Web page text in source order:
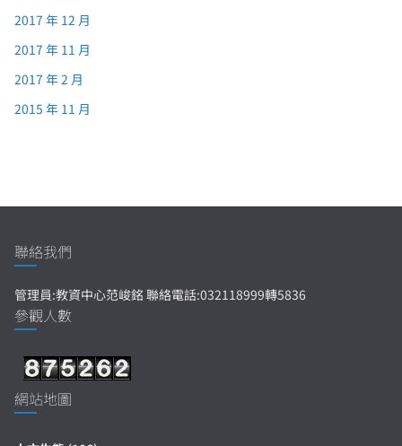
2017 年 12 月
2017 年 11 月
2017 年 2 月
2015 年 11 月
聯絡我們
管理員:教資中心范峻銘 聯絡電話:032118999轉5836
參觀人數
網站地圖